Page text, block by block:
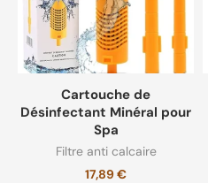
Spa gonflable silencieux
Cartouche de
Désinfectant Minéral pour
Spa
Filtre anti calcaire
17,89€